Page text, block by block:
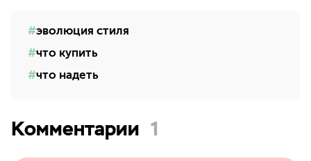
эволюция стиля
что купить
что надеть
Комментарии 1